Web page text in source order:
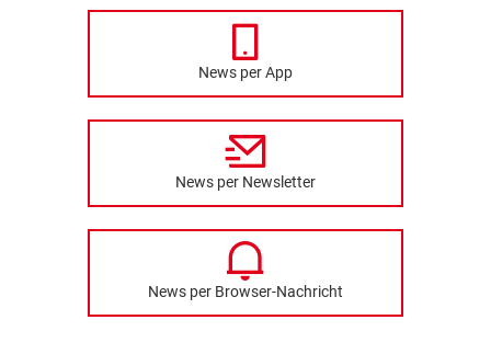
News per App
News per Newsletter
News per Browser-Nachricht